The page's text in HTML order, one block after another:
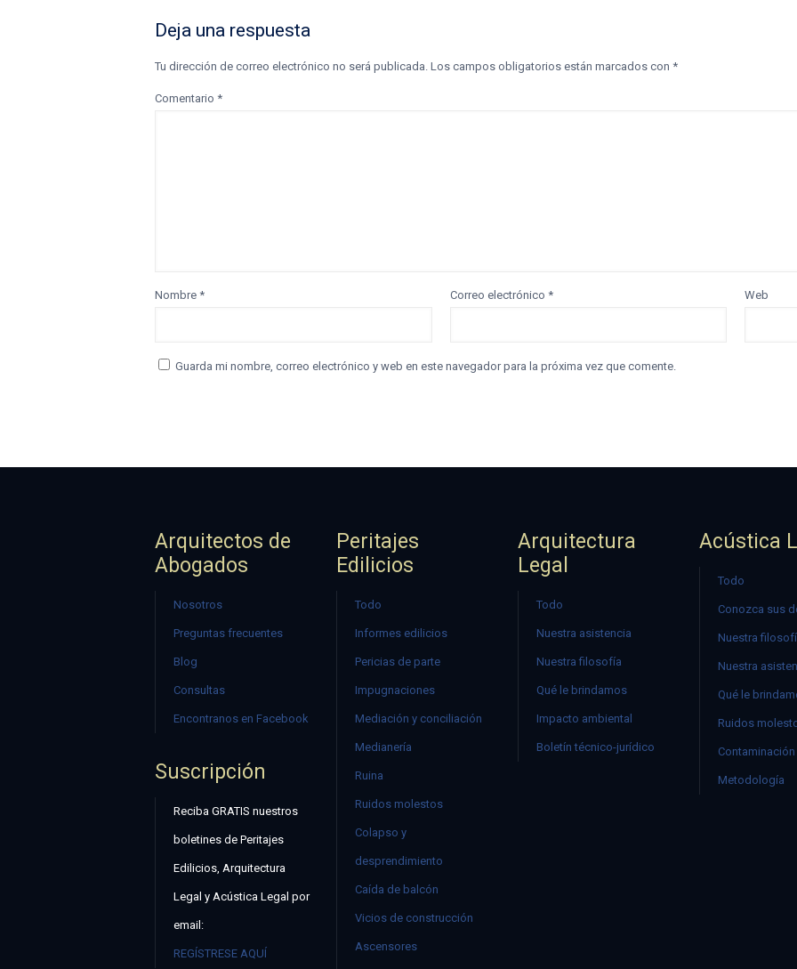
Deja una respuesta
Tu dirección de correo electrónico no será publicada. Los campos obligatorios están marcados con *
Comentario *
Nombre * Correo electrónico * Web
Guarda mi nombre, correo electrónico y web en este navegador para la próxima vez que comente.
Arquitectos de
Abogados
Nosotros
Preguntas frecuentes
Blog
Consultas
Encontranos en Facebook
Suscripción
Reciba GRATIS nuestros
boletines de Peritajes
Edilicios, Arquitectura
Legal y Acústica Legal por
email:
REGÍSTRESE AQUÍ
Peritajes
Edilicios
Todo
Informes edilicios
Pericias de parte
Impugnaciones
Mediación y conciliación
Medianería
Ruina
Ruidos molestos
Colapso y
desprendimiento
Caída de balcón
Vicios de construcción
Ascensores
Arquitectura
Legal
Todo
Nuestra asistencia
Nuestra filosofía
Qué le brindamos
Impacto ambiental
Boletín técnico-jurídico
Acústica
Todo
Conozca sus
Nuestra
Nuestra
Qué le
Ruidos
Metodología